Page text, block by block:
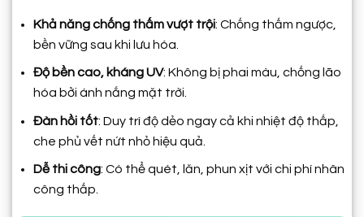
Khả năng chống thấm vượt trội: Chống thấm ngược,
bền vững sau khi lưu hóa.
Độ bền cao, kháng UV: Không bị phai màu, chống lão
hóa bởi ánh nắng mặt trời.
Đàn hồi tốt: Duy trì độ dẻo ngay cả khi nhiệt độ thấp,
che phủ vết nứt nhỏ hiệu quả.
Dễ thi công: Có thể quét, lăn, phun xịt với chi phí nhân
công thấp.